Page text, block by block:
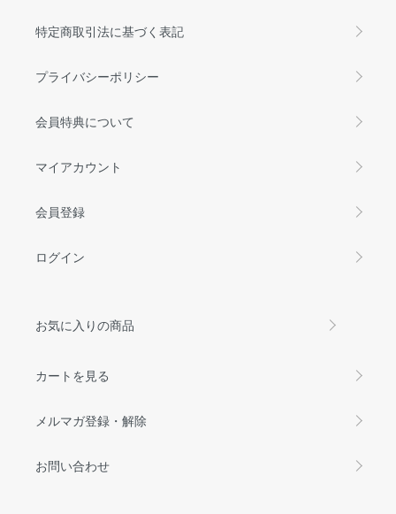
特定商取引法に基づく表記
プライバシーポリシー
会員特典について
マイアカウント
会員登録
ログイン
お気に入りの商品
カートを見る
メルマガ登録・解除
お問い合わせ